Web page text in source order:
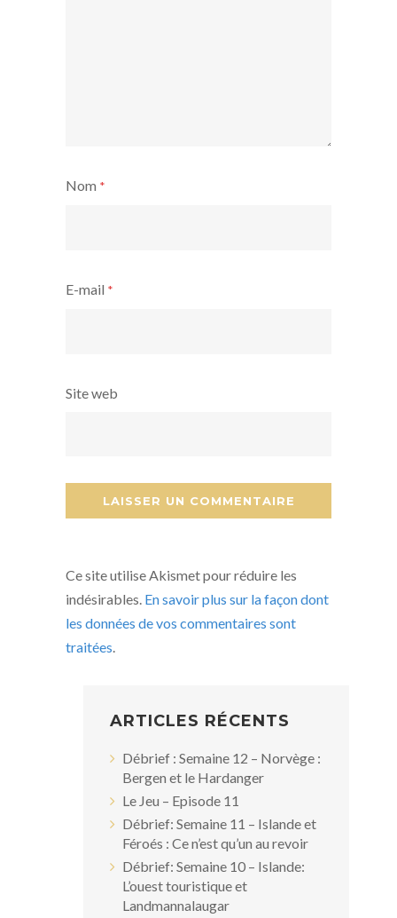
Nom *
E-mail *
Site web
Ce site utilise Akismet pour réduire les
indésirables. En savoir plus sur la façon dont
les données de vos commentaires sont
traitées.
ARTICLES RÉCENTS
Débrief : Semaine 12 – Norvège :
Bergen et le Hardanger
Le Jeu – Episode 11
Débrief: Semaine 11 – Islande et
Féroés : Ce n’est qu’un au revoir
Débrief: Semaine 10 – Islande:
L’ouest touristique et
Landmannalaugar